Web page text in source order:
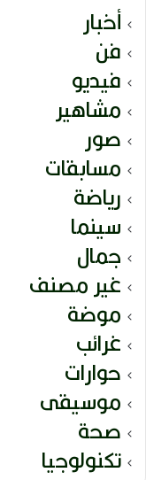
أخبار
فن
فيديو
مشاهير
صور
مسابقات
رياضة
سينما
جمال
غير مصنف
موضة
غرائب
حوارات
موسيقى
صحة
تكنولوجيا